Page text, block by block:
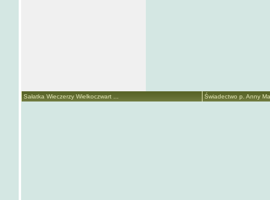
Sałatka Wieczerzy Wielkoczwart ... Świadectwo p. Anny